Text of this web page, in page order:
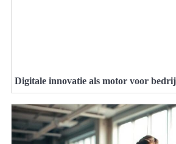
Digitale innovatie als motor voor